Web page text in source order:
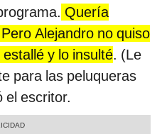
Quería
Alejandro no quiso
y lo insulté. (Le
para las peluqueras
el escritor.